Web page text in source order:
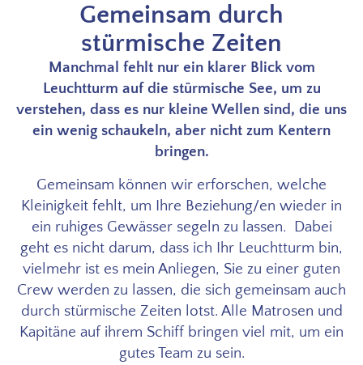
Gemeinsam durch
stürmische Zeiten
Manchmal fehlt nur ein klarer Blick vom
Leuchtturm auf die stürmische See, um zu
verstehen, dass es nur kleine Wellen sind, die uns
ein wenig schaukeln, aber nicht zum Kentern
bringen.
Gemeinsam können wir erforschen, welche
Kleinigkeit fehlt, um Ihre Beziehung/en wieder in
ein ruhiges Gewässer segeln zu lassen. Dabei
geht es nicht darum, dass ich Ihr Leuchtturm bin,
vielmehr ist es mein Anliegen, Sie zu einer guten
Crew werden zu lassen, die sich gemeinsam auch
durch stürmische Zeiten lotst. Alle Matrosen und
Kapitäne auf ihrem Schiff bringen viel mit, um ein
gutes Team zu sein.